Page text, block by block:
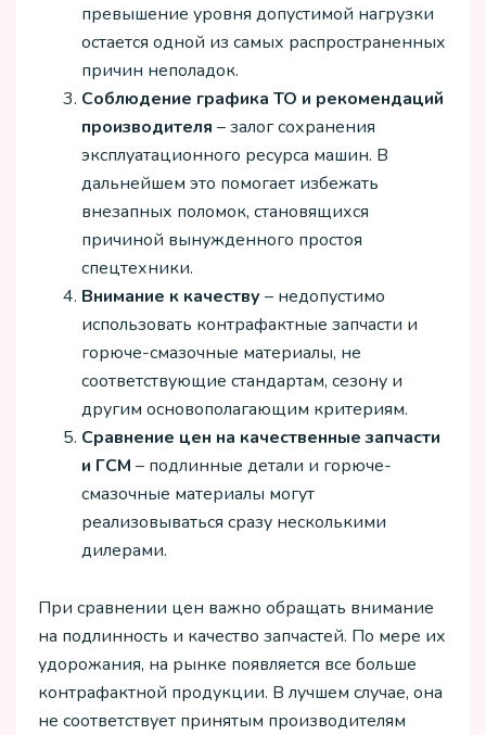
превышение уровня допустимой нагрузки
остается одной из самых распространенных
причин неполадок.
Соблюдение графика ТО и рекомендаций
производителя – залог сохранения
эксплуатационного ресурса машин. В
дальнейшем это помогает избежать
внезапных поломок, становящихся
причиной вынужденного простоя
спецтехники.
Внимание к качеству – недопустимо
использовать контрафактные запчасти и
горюче-смазочные материалы, не
соответствующие стандартам, сезону и
другим основополагающим критериям.
Сравнение цен на качественные запчасти
и ГСМ – подлинные детали и горюче-
смазочные материалы могут
реализовываться сразу несколькими
дилерами.
При сравнении цен важно обращать внимание
на подлинность и качество запчастей. По мере их
удорожания, на рынке появляется все больше
контрафактной продукции. В лучшем случае, она
не соответствует принятым производителям